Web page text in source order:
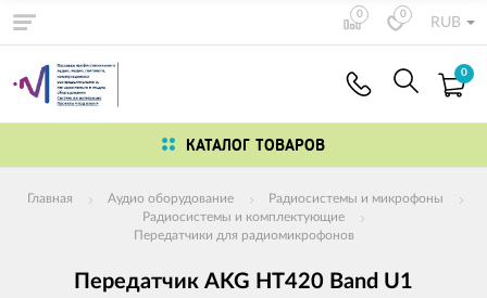
0 0
RUB
0
КАТАЛОГ ТОВАРОВ
Главная Аудио оборудование
Радиосистемы и микрофоны
Радиосистемы и комплектующие
Передатчики для радиомикрофонов
Передатчик AKG HT420 Band U1